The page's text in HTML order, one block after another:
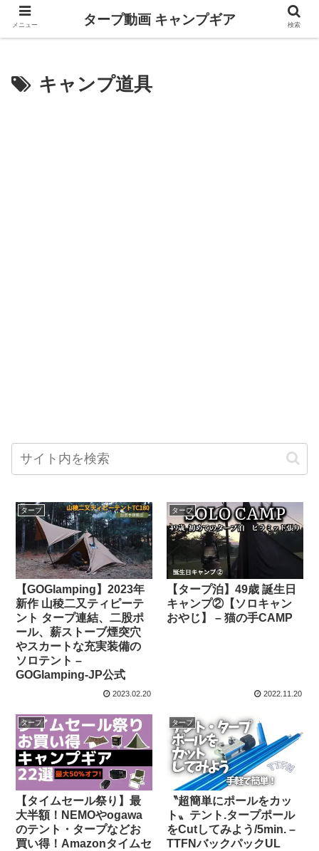
キャンプ道具
タープ
【GOGlamping】2023年
新作 山稜二又ティピーテ
ント タープ連結、二股ポ
ール、薪ストーブ煙突穴
やスカートな充実装備の
ソロテント –
GOGlamping-JP公式
2023.02.20
タープ
【タープ泊】49歳 誕生日
キャンプ②【ソロキャン
おやじ】 – 猫の手CAMP
2022.11.20
タープ
【タイムセール祭り】最
大半額！NEMOやogawa
のテント・タープなどお
買い得！Amazonタイムセ
タープ
〝超簡単にポールをカッ
ト〟テント.タープポール
をCutしてみよう/5min. –
TTFNバックパックUL
メニュー タープ動画 キャンプギア 検索